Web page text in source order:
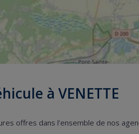
à VENETTE
offres dans l'ensemble de nos